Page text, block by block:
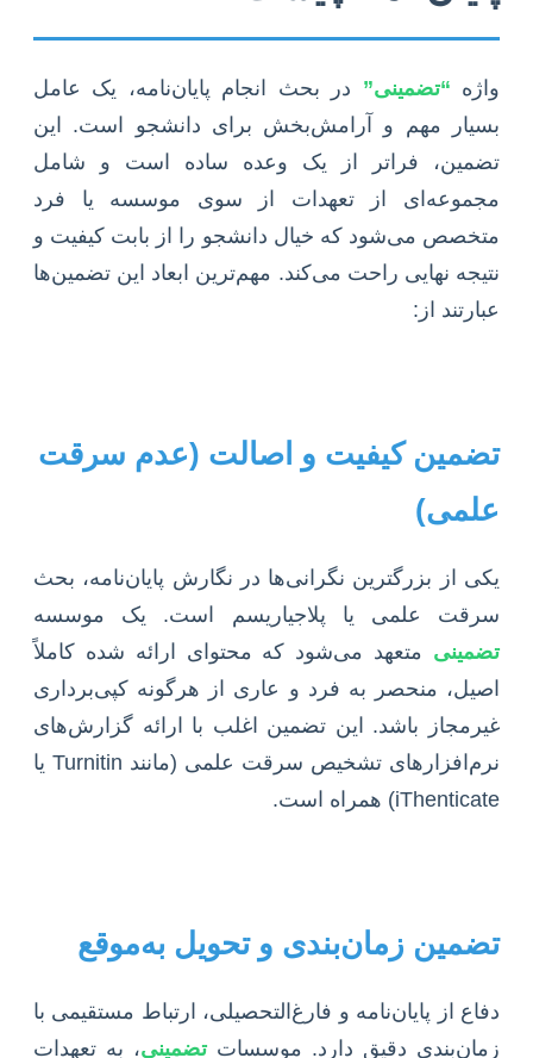
واژه “تضمینی” در بحث انجام پایان‌نامه، یک عامل
بسیار مهم و آرامش‌بخش برای دانشجو است. این
تضمین، فراتر از یک وعده ساده است و شامل
مجموعه‌ای از تعهدات از سوی موسسه یا فرد
متخصص می‌شود که خیال دانشجو را از بابت کیفیت و
نتیجه نهایی راحت می‌کند. مهم‌ترین ابعاد این تضمین‌ها
عبارتند از:
تضمین کیفیت و اصالت (عدم سرقت
علمی)
یکی از بزرگترین نگرانی‌ها در نگارش پایان‌نامه، بحث
سرقت علمی یا پلاجیاریسم است. یک موسسه
تضمینی متعهد می‌شود که محتوای ارائه شده کاملاً
اصیل، منحصر به فرد و عاری از هرگونه کپی‌برداری
غیرمجاز باشد. این تضمین اغلب با ارائه گزارش‌های
نرم‌افزارهای تشخیص سرقت علمی (مانند Turnitin یا
iThenticate) همراه است.
تضمین زمان‌بندی و تحویل به‌موقع
دفاع از پایان‌نامه و فارغ‌التحصیلی، ارتباط مستقیمی با
زمان‌بندی دقیق دارد. موسسات تضمینی، به تعهدات